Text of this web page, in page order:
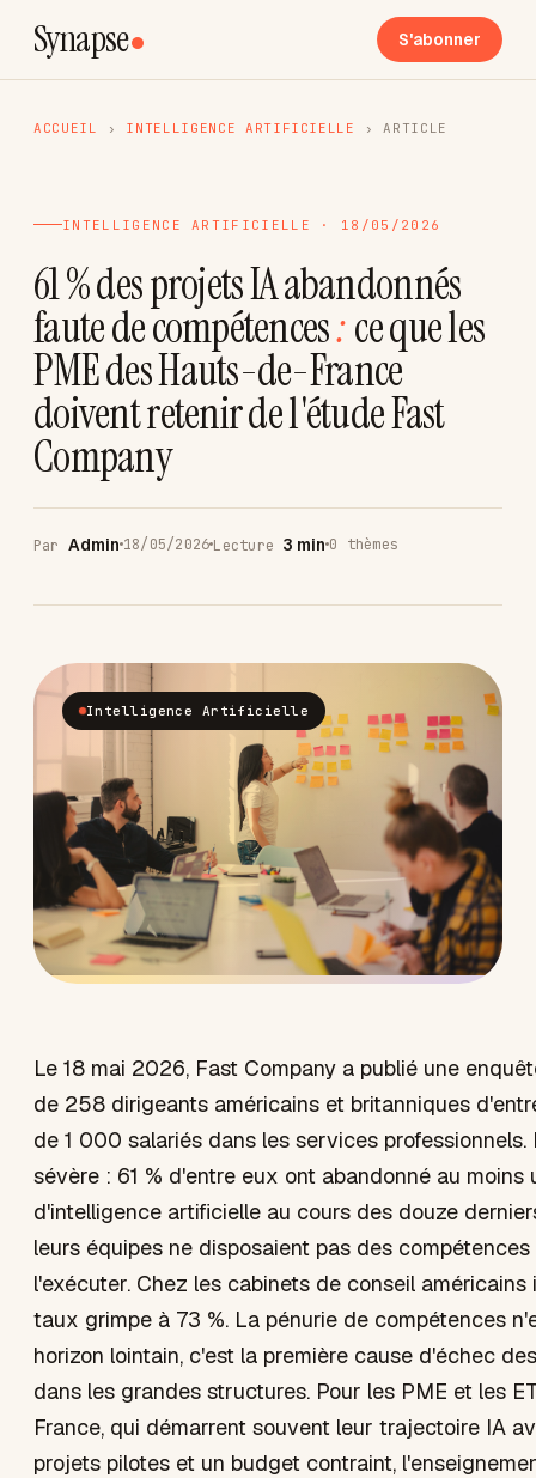
Synapse S'abonner
ACCUEIL › INTELLIGENCE ARTIFICIELLE › ARTICLE
INTELLIGENCE ARTIFICIELLE · 18/05/2026
61 % des projets IA abandonnés
faute de compétences:ce que les
PME des Hauts-de-France
doivent retenir de l'étude Fast
Company
Par Admin 18/05/2026 Lecture 3 min 0 thèmes
Intelligence Artificielle
Le 18 mai 2026, Fast Company a publié une
de 258 dirigeants américains et britanniques
de 1 000 salariés dans les services
sévère : 61 % d'entre eux ont abandonné au moins
d'intelligence artificielle au cours des douze
leurs équipes ne disposaient pas des
l'exécuter. Chez les cabinets de conseil américains
taux grimpe à 73 %. La pénurie de compétences
horizon lointain, c'est la première cause d'échec
dans les grandes structures. Pour les PME et les
France, qui démarrent souvent leur trajectoire IA
projets pilotes et un budget contraint,